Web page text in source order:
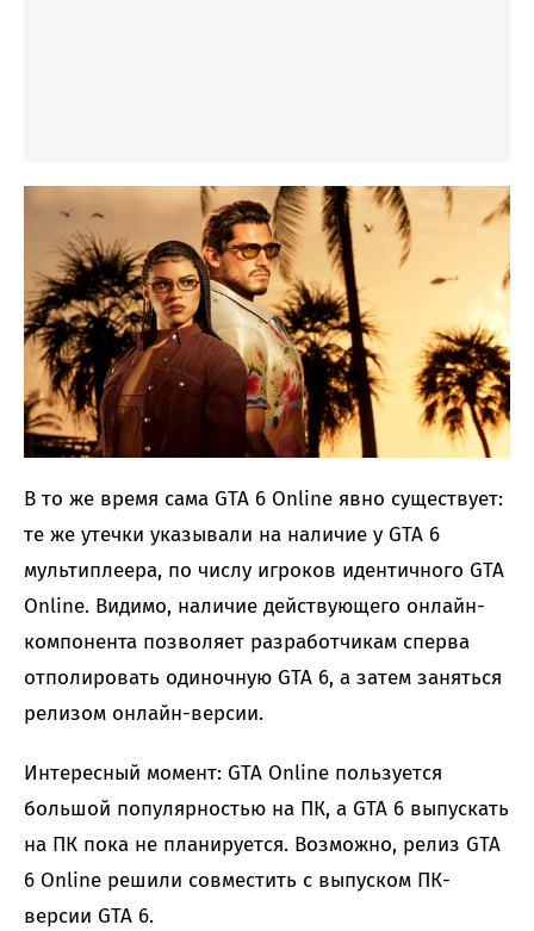
В то же время сама GTA 6 Online явно существует:
те же утечки указывали на наличие у GTA 6
мультиплеера, по числу игроков идентичного GTA
Online. Видимо, наличие действующего онлайн-
компонента позволяет разработчикам сперва
отполировать одиночную GTA 6, а затем заняться
релизом онлайн-версии.
Интересный момент: GTA Online пользуется
большой популярностью на ПК, а GTA 6 выпускать
на ПК пока не планируется. Возможно, релиз GTA
6 Online решили совместить с выпуском ПК-
версии GTA 6.